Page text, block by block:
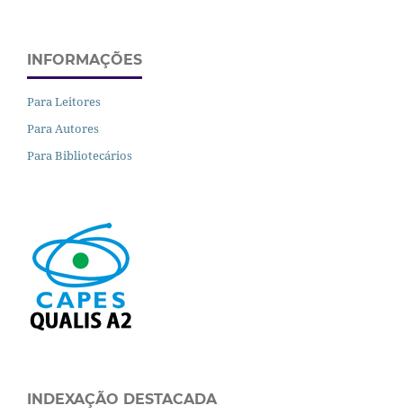
INFORMAÇÕES
Para Leitores
Para Autores
Para Bibliotecários
INDEXAÇÃO DESTACADA